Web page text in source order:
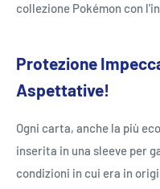
collezione Pokémon con
Protezione
Aspettative!
Ogni carta, anche la più
inserita in una sleeve per
condizioni in cui era in